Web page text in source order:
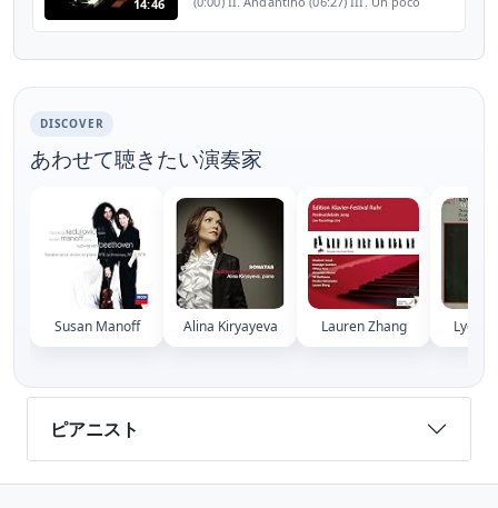
14:46
DISCOVER
あわせて聴きたい演奏家
Susan Manoff Alina Kiryayeva Lauren Zhang Lydia
ピアニスト